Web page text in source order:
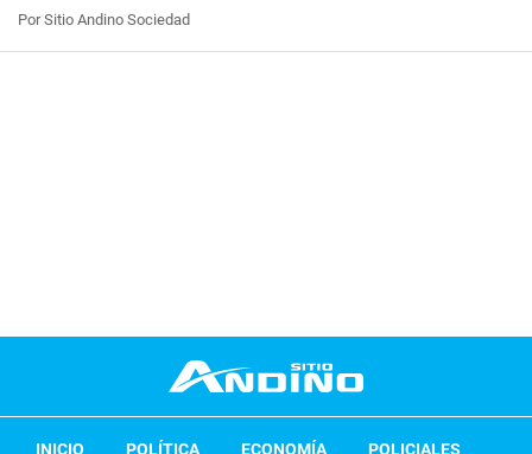
Por Sitio Andino Sociedad
INICIO POLÍTICA ECONOMÍA POLICIALES